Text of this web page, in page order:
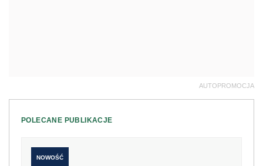
AUTOPROMOCJA
POLECANE PUBLIKACJE
NOWOŚĆ